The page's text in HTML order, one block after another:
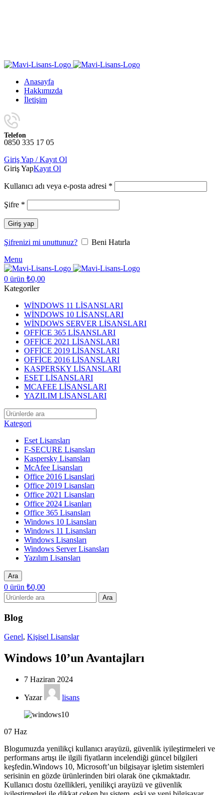
Anasayfa
Hakkımızda
İletişim
Telefon
0850 335 17 05
Giriş Yap / Kayıt Ol
Giriş YapKayıt Ol
Kullanıcı adı veya e-posta adresi *
Şifre *
Giriş yap
Şifrenizi mi unuttunuz?
Beni Hatırla
Menu
0 ürün ₺0,00
Kategoriler
WİNDOWS 11 LİSANSLARI
WİNDOWS 10 LİSANSLARI
WİNDOWS SERVER LİSANSLARI
OFFİCE 365 LİSANSLARI
OFFİCE 2021 LİSANSLARI
OFFİCE 2019 LİSANSLARI
OFFİCE 2016 LİSANSLARI
KASPERSKY LİSANSLARI
ESET LİSANSLARI
MCAFEE LİSANSLARI
YAZILIM LİSANSLARI
Kategori
Eset Lisansları
F-SECURE Lisansları
Kaspersky Lisansları
McAfee Lisansları
Office 2016 Lisanslari
Office 2019 Lisansları
Office 2021 Lisansları
Office 2024 Lisanları
Office 365 Lisansları
Windows 10 Lisansları
Windows 11 Lisansları
Windows Lisansları
Windows Server Lisansları
Yazılım Lisansları
Ara
0 ürün ₺0,00
Ara
Blog
Genel, Kişisel Lisanslar
Windows 10’un Avantajları
7 Haziran 2024
Yazar lisans
07 Haz
Blogumuzda yenilikçi kullanıcı arayüzü, güvenlik iyileştirmeleri ve
performans artışı ile ilgili fiyatların incelendiği güncel bilgileri
keşfedin.Windows 10, Microsoft’un bilgisayar işletim sistemleri
serisinin en gözde ürünlerinden biri olarak öne çıkmaktadır.
Kullanıcı dostu özellikleri, yenilikçi arayüzü ve güvenlik